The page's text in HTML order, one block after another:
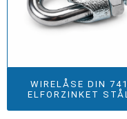
WIRELÅSE DIN 741
ELFORZINKET STÅL